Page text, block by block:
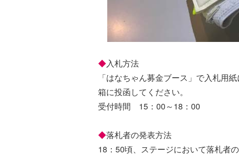
◆入札方法
「はなちゃん募金ブース」で入札用
箱に投函してください。
受付時間 15：00～18：00
◆落札者の発表方法
18：50頃、ステージにおいて落札者の